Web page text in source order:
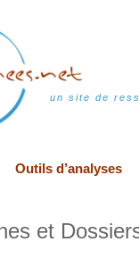
un site de
Outils d’analyses
et